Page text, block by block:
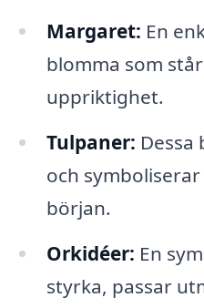
Margaret: En
blomma som
uppriktighet.
Tulpaner:
och
början.
Orkidéer: En
styrka, passar